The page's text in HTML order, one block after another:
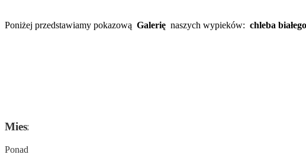
Poniżej przedstawiamy pokazową Galerię naszych wypieków: chleba
Mieszanki Ciast Bezglutenowych oraz Gofry i Naleśniki
Ponadto oferujemy cukiernicze